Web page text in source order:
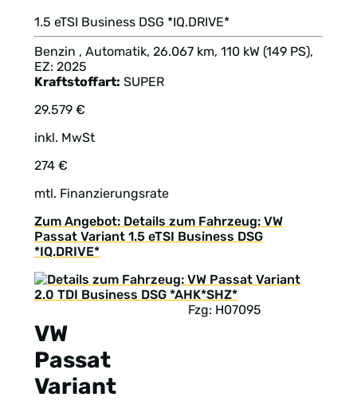
1.5 eTSI Business DSG *IQ.DRIVE*
Benzin , Automatik, 26.067 km, 110 kW (149 PS),
EZ: 2025
Kraftstoffart: SUPER
29.579 €
inkl. MwSt
274 €
mtl. Finanzierungsrate
Zum Angebot: Details zum Fahrzeug: VW
Passat Variant 1.5 eTSI Business DSG
*IQ.DRIVE*
VW
Passat
Variant
Fzg: H07095